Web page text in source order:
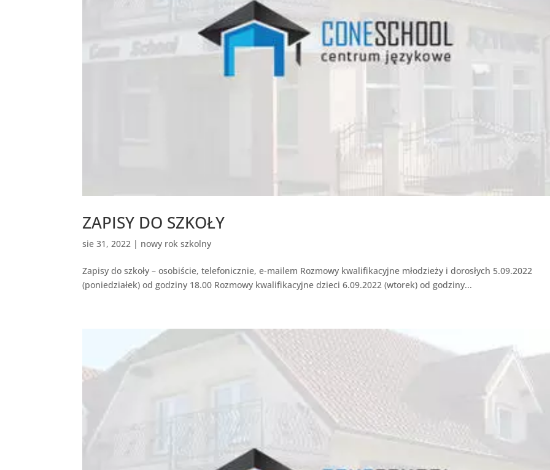
ZAPISY DO SZKOŁY
sie 31, 2022 | nowy rok szkolny
Zapisy do szkoły – osobiście, telefonicznie, e-mailem Rozmowy kwalifikacyjne młodzieży i dorosłych 5.09.2022
(poniedziałek) od godziny 18.00 Rozmowy kwalifikacyjne dzieci 6.09.2022 (wtorek) od godziny...